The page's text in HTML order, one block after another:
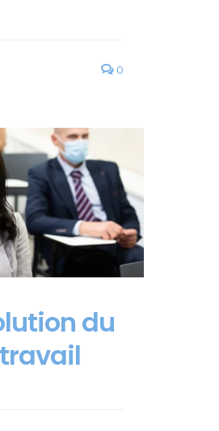
0
du